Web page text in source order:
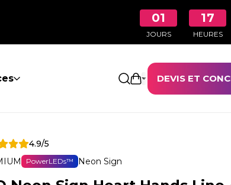
01
JOURS
17
HEURES
Ouvrir le panier
DEVIS ET
4.9/5
PowerLEDs™ Neon Sign